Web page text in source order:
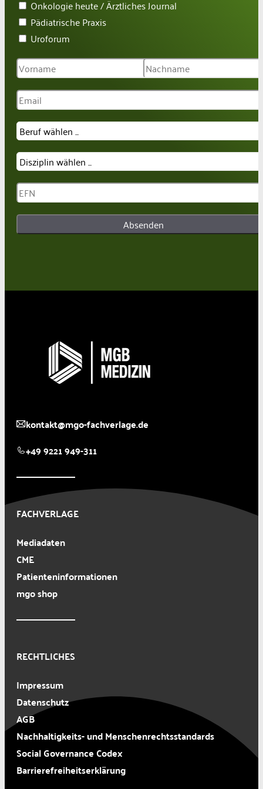
Onkologie heute / Ärztliches Journal
Pädiatrische Praxis
Uroforum
Absenden
kontakt@mgo-fachverlage.de
+49 9221 949-311
FACHVERLAGE
Mediadaten
CME
Patienteninformationen
mgo shop
RECHTLICHES
Impressum
Datenschutz
AGB
Nachhaltigkeits- und Menschenrechtsstandards
Social Governance Codex
Barrierefreiheitserklärung